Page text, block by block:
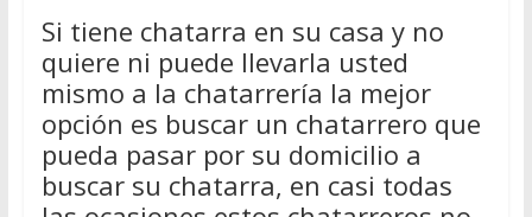
Si tiene chatarra en su casa y no
quiere ni puede llevarla usted
mismo a la chatarrería la mejor
opción es buscar un chatarrero que
pueda pasar por su domicilio a
buscar su chatarra, en casi todas